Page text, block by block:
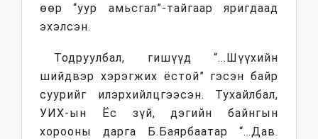
өөр “уур амьсгал”-тайгаар яригдаад
эхэлсэн.
Тодруулбал, гишүүд “...Шүүхийн
шийдвэр хэрэгжих ёстой” гэсэн байр
суурийг илэрхийлцгээсэн. Тухайлбал,
УИХ-ын Ёс зүй, дэгийн байнгын
хорооны дарга Б.Баярбаатар “…Дав.